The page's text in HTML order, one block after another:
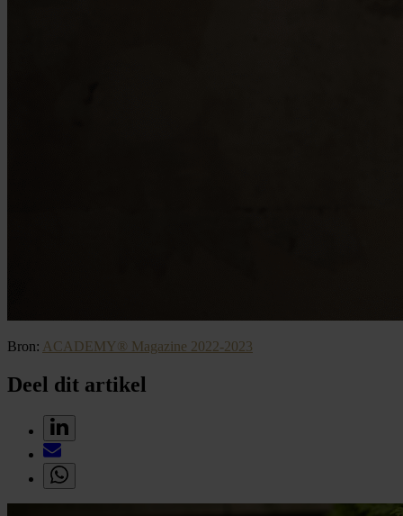
Bron: ACADEMY® Magazine 2022-2023
Deel dit artikel